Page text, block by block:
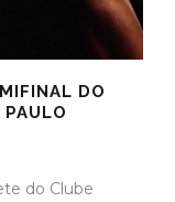
DO
do Clube